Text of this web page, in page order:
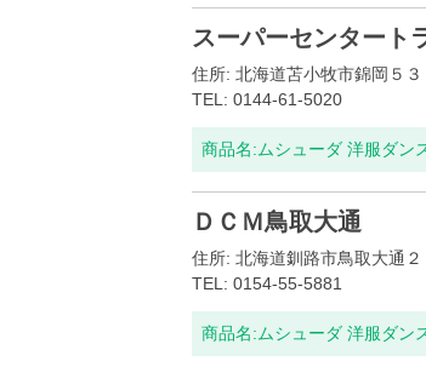
スーパーセンタート
住所: 北海道苫小牧市錦岡５３
TEL: 0144-61-5020
商品名: ムシューダ 洋服ダン
ＤＣＭ鳥取大通
住所: 北海道釧路市鳥取大通２
TEL: 0154-55-5881
商品名: ムシューダ 洋服ダン